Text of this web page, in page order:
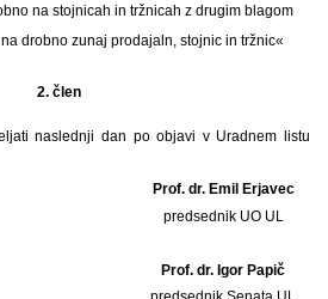
na stojnicah in tržnicah z drugim blagom
drobno zunaj prodajaln, stojnic in tržnic«
2. člen
naslednji dan po objavi v Uradnem listu
Prof. dr. Emil Erjavec
predsednik UO UL
Prof. dr. Igor Papič